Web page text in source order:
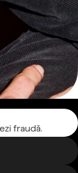
fraudă.